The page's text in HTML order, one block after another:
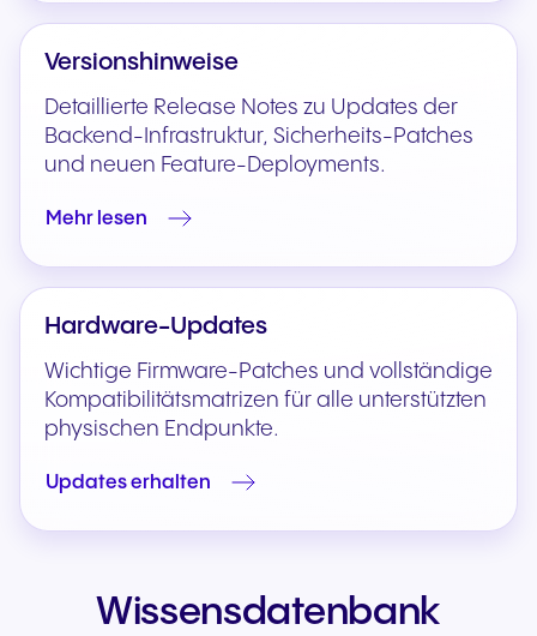
Versionshinweise
Detaillierte Release Notes zu Updates der
Backend-Infrastruktur, Sicherheits-Patches
und neuen Feature-Deployments.
Mehr lesen
Hardware-Updates
Wichtige Firmware-Patches und vollständige
Kompatibilitätsmatrizen für alle unterstützten
physischen Endpunkte.
Updates erhalten
Wissensdatenbank